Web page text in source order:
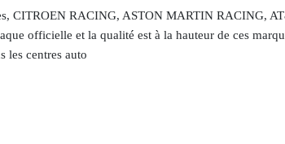
CITROEN RACING, ASTON MARTIN
officielle et la qualité est à la hauteur de ces
les centres auto